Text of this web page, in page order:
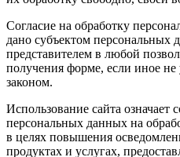
Согласие на обработку
дано субъектом персональных
представителем в любой
получения форме, если иное
законом.
Использование сайта означает
персональных данных на
в целях повышения
продуктах и услугах,